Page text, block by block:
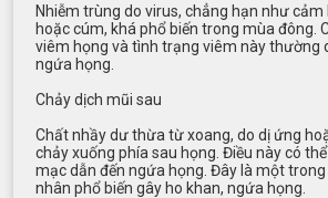
Nhiễm trùng do virus, chẳng hạn như
hoặc cúm, khá phổ biến trong mùa đông.
viêm họng và tình trạng viêm này thường
ngứa họng.
Chảy dịch mũi sau
Chất nhầy dư thừa từ xoang, do dị ứng
chảy xuống phía sau họng. Điều này có
mạc dẫn đến ngứa họng. Đây là một
nhân phổ biến gây ho khan, ngứa họng.